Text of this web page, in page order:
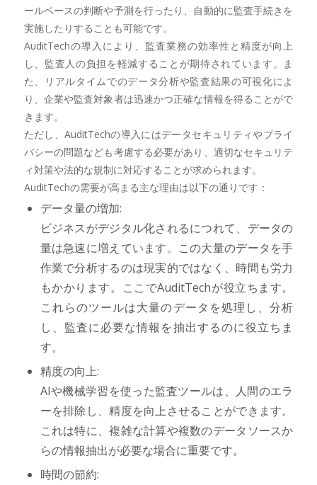
ールベースの判断や予測を行ったり、自動的に監査手続きを
実施したりすることも可能です。
AuditTechの導入により、監査業務の効率性と精度が向上
し、監査人の負担を軽減することが期待されています。ま
た、リアルタイムでのデータ分析や監査結果の可視化によ
り、企業や監査対象者は迅速かつ正確な情報を得ることがで
きます。
ただし、AuditTechの導入にはデータセキュリティやプライ
バシーの問題なども考慮する必要があり、適切なセキュリテ
ィ対策や法的な規制に対応することが求められます。
AuditTechの需要が高まる主な理由は以下の通りです：
データ量の増加:
ビジネスがデジタル化されるにつれて、データの
量は急速に増えています。この大量のデータを手
作業で分析するのは現実的ではなく、時間も労力
もかかります。ここでAuditTechが役立ちます。
これらのツールは大量のデータを処理し、分析
し、監査に必要な情報を抽出するのに役立ちま
す。
精度の向上:
AIや機械学習を使った監査ツールは、人間のエラ
ーを排除し、精度を向上させることができます。
これは特に、複雑な計算や複数のデータソースか
らの情報抽出が必要な場合に重要です。
時間の節約: